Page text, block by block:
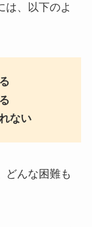
は、以下のよ
ない
どんな困難も